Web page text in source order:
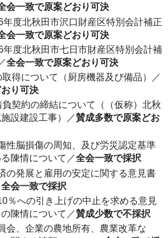
会一致で原案どおり可決
年度北秋田市沢口財産区特別会計補正
会一致で原案どおり可決
年度北秋田市七日市財産区特別会計補
全会一致で原案どおり可決
取得について（厨房機器及び備品）／
り可決
負契約の締結について（（仮称）北秋
設建設工事）／賛成多数で原案どお
性脳損傷の周知、及び労災認定基準
陳情について／全会一致で採択
の発展と雇用の安定に関する意見書
全会一致で採択
％への引き上げの中止を求める意見
陳情について／賛成少数で不採択
会、企業の農地所有、農業改革な